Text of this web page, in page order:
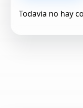
Todavia no hay